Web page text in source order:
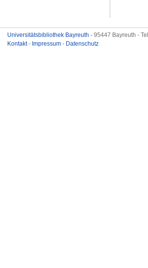
Universitätsbibliothek Bayreuth - 95447 Bayreuth -
Kontakt- Impressum - Datenschutz